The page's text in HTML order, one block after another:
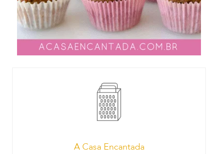
A Casa Encantada